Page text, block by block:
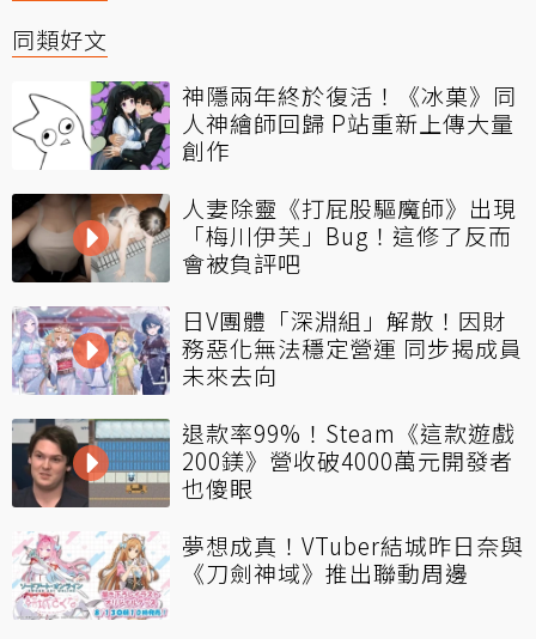
同類好文
神隱兩年終於復活！《冰菓》同
人神繪師回歸 P站重新上傳大量
創作
人妻除靈《打屁股驅魔師》出現
「梅川伊芙」Bug！這修了反而
會被負評吧
日V團體「深淵組」解散！因財
務惡化無法穩定營運 同步揭成員
未來去向
退款率99%！Steam《這款遊戲
200鎂》營收破4000萬元開發者
也傻眼
夢想成真！VTuber結城昨日奈與
《刀劍神域》推出聯動周邊